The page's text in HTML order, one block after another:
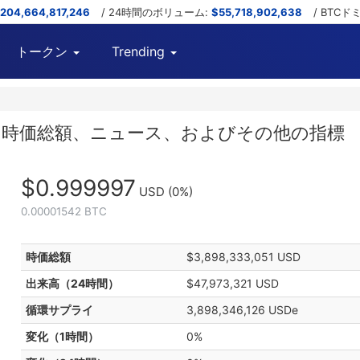
/ 24時間のボリューム: $55,718,902,638 / BTCド
トークン Trending
価総額、ニュース、およびその他の指標
$0.999997 USD (0%)
0.00001542 BTC
時価総額
$3,898,333,051 USD
出来高（24時間）
$47,973,321 USD
循環サプライ
3,898,346,126 USDe
変化（1時間）
0%